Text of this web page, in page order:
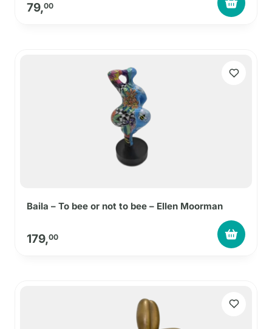
79,00
Baila – To bee or not to bee – Ellen Moorman
179,00